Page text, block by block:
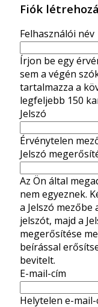
Fiók
Felhasználói név
Írjon be egy
sem a végén
tartalmazza a
legfeljebb 150
Jelszó
Érvénytelen
Jelszó
Az Ön által
nem egyeznek.
a Jelszó
jelszót, majd a
megerősítése
beírással
bevitelt.
E-mail-cím
Helytelen e-mail-